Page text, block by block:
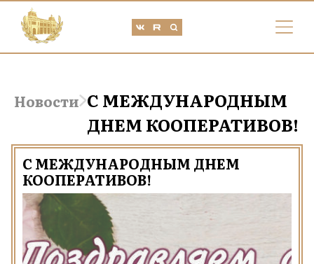
Новости С МЕЖДУНАРОДНЫМ
ДНЕМ КООПЕРАТИВОВ!
С МЕЖДУНАРОДНЫМ ДНЕМ
КООПЕРАТИВОВ!